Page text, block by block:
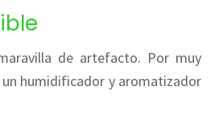
de artefacto. Por muy
humidificador y aromatizador